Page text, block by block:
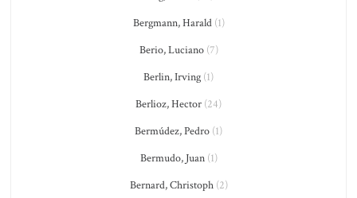
Bergmann, Harald(1)
Berio, Luciano(7)
Berlin, Irving (1)
Berlioz, Hector (24)
Bermúdez, Pedro (1)
Bermudo, Juan(1)
Bernard, Christoph(2)